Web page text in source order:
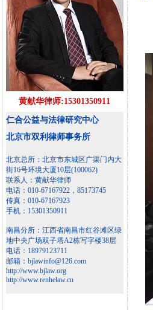
黄献华律师:15301350911
仁合公益与法律研究中心
北京市双利律师事务所
北京总所：北京市东城区广渠门内大
街16号环境大厦10层(100062)
联系人：黄献华律师
电话：010-67167922，85173745
传真：010-67167923
手机：15301350911
南昌分所：江西省南昌市红谷滩区绿
地中央广场双子塔A2栋写字楼38层
电话：18979123711
邮箱：bjlawinfo@126.com
http://www.bjlaw.org
http://www.renhelaw.cn